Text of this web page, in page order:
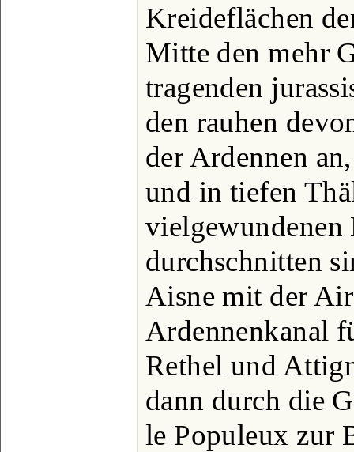
Kreideflächen
Mitte den mehr
tragenden
den rauhen
der Ardennen
und in tiefen
vielgewundenen
durchschnitten
Aisne mit der
Ardennenkanal
Rethel und
dann durch die
le Populeux zur